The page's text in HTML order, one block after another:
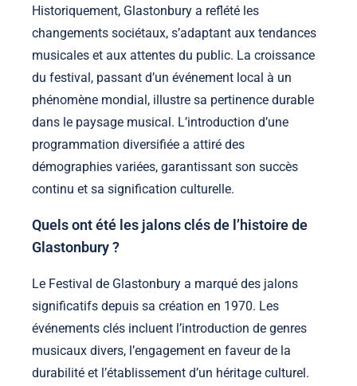
Historiquement, Glastonbury a reflété les
changements sociétaux, s’adaptant aux tendances
musicales et aux attentes du public. La croissance
du festival, passant d’un événement local à un
phénomène mondial, illustre sa pertinence durable
dans le paysage musical. L’introduction d’une
programmation diversifiée a attiré des
démographies variées, garantissant son succès
continu et sa signification culturelle.
Quels ont été les jalons clés de l’histoire de
Glastonbury ?
Le Festival de Glastonbury a marqué des jalons
significatifs depuis sa création en 1970. Les
événements clés incluent l’introduction de genres
musicaux divers, l’engagement en faveur de la
durabilité et l’établissement d’un héritage culturel.